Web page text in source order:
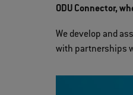
ODU Connector,
We develop and
with partnerships